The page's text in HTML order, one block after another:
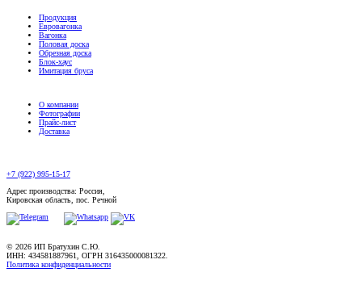
Продукция
Евровагонка
Вагонка
Половая доска
Обрезная доска
Блок-хаус
Имитация бруса
О компании
Фотографии
Прайс-лист
Доставка
+7 (922) 995-15-17
Адрес производства: Россия,
Кировская область, пос. Речной
© 2026 ИП Братухин С.Ю.
ИНН: 434581887961, ОГРН 316435000081322.
Политика конфиденциальности